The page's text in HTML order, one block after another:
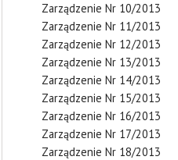
Zarządzenie Nr 10/2013
Zarządzenie Nr 11/2013
Zarządzenie Nr 12/2013
Zarządzenie Nr 13/2013
Zarządzenie Nr 14/2013
Zarządzenie Nr 15/2013
Zarządzenie Nr 16/2013
Zarządzenie Nr 17/2013
Zarządzenie Nr 18/2013